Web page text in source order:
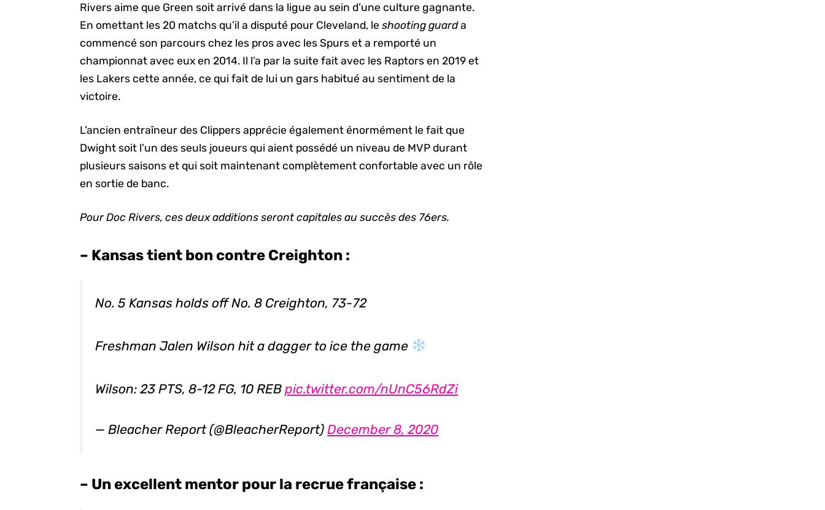
Rivers aime que Green soit arrivé dans la ligue au sein d’une culture gagnante.
En omettant les 20 matchs qu’il a disputé pour Cleveland, leshooting guarda
commencé son parcours chez les pros avec les Spurs et a remporté un
championnat avec eux en 2014. Il l’a par la suite fait avec les Raptors en 2019 et
les Lakers cette année, ce qui fait de lui un gars habitué au sentiment de la
victoire.
L’ancien entraîneur des Clippers apprécie également énormément le fait que
Dwight soit l’un des seuls joueurs qui aient possédé un niveau de MVP durant
plusieurs saisons et qui soit maintenant complètement confortable avec un rôle
en sortie de banc.
Pour Doc Rivers, ces deux additions seront capitales au succès des 76ers.
– Kansas tient bon contre Creighton :
No. 5 Kansas holds off No. 8 Creighton, 73-72
Freshman Jalen Wilson hit a dagger to ice the game
Wilson: 23 PTS, 8-12 FG, 10 REBpic.twitter.com/nUnC56RdZi
— Bleacher Report (@BleacherReport)December 8, 2020
– Un excellent mentor pour la recrue française :